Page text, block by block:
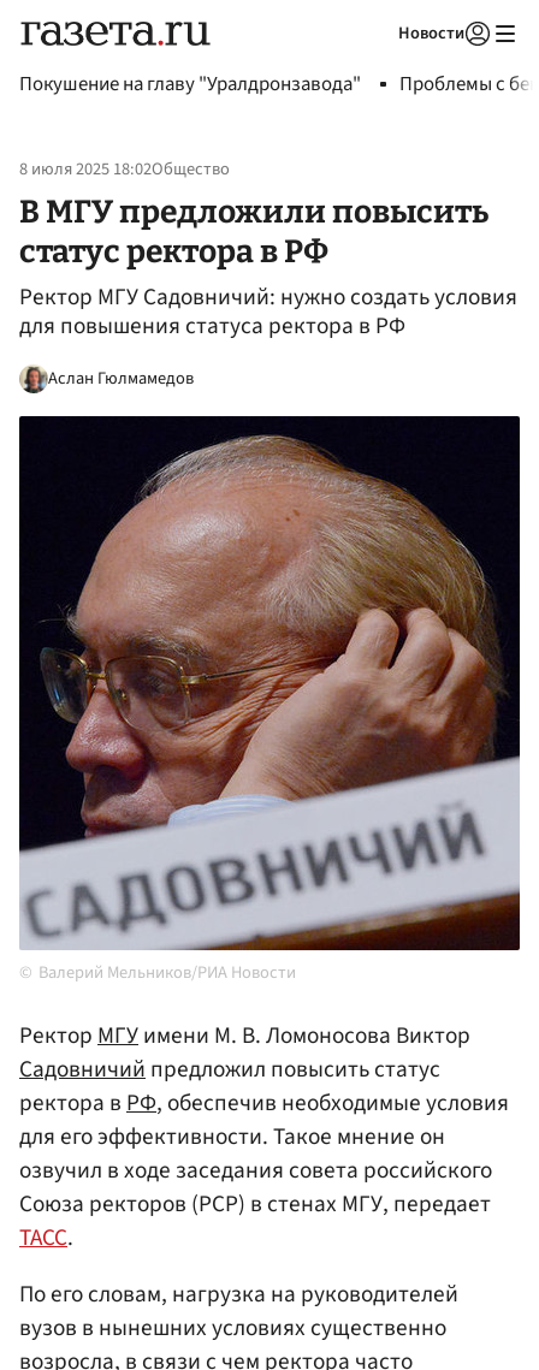
Новости
Покушение на главу "Уралдронзавода" Проблемы с
8 июля 2025 18:02Общество
В МГУ предложили повысить
статус ректора в РФ
Ректор МГУ Садовничий: нужно создать условия
для повышения статуса ректора в РФ
Аслан Гюлмамедов
Валерий Мельников/РИА Новости
РекторМГУимени М. В. Ломоносова Виктор
Садовничийпредложил повысить статус
ректора вРФ, обеспечив необходимые условия
для его эффективности. Такое мнение он
озвучил в ходе заседания совета российского
Союза ректоров (РСР) в стенах МГУ, передает
ТАСС.
По его словам, нагрузка на руководителей
вузов в нынешних условиях существенно
возросла, в связи с чем ректора часто